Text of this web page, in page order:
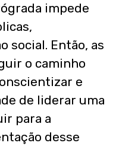
impede
social. Então, as
o caminho
e
de liderar uma
para a
desse